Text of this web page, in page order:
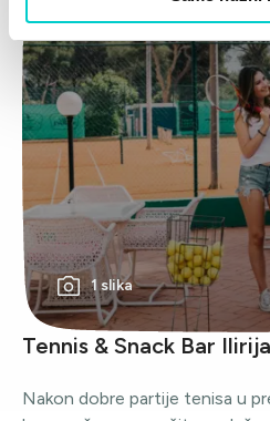
1 slika
Tennis & Snack Bar Ilirija
Nakon dobre partije tenisa u